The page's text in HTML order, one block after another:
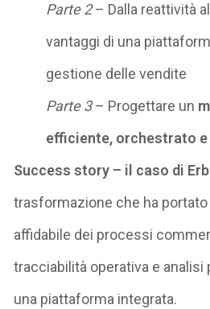
Parte 2– Dalla reattività
vantaggi di una
gestione delle vendite
Parte 3– Progettare un
efficiente, orchestrato
Success story – il caso di
trasformazione che ha portato
affidabile dei processi
tracciabilità operativa e analisi
una piattaforma integrata.